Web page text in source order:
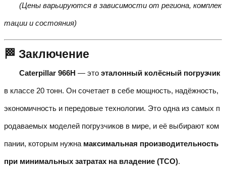
(Цены варьируются в зависимости от региона, комплек
тации и состояния)
🏁 Заключение
Caterpillar 966H — это эталонный колёсный погрузчик
в классе 20 тонн. Он сочетает в себе мощность, надёжность,
экономичность и передовые технологии. Это одна из самых п
родаваемых моделей погрузчиков в мире, и её выбирают ком
пании, которым нужна максимальная производительность
при минимальных затратах на владение (TCO).